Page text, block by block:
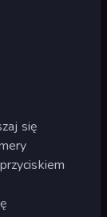
się